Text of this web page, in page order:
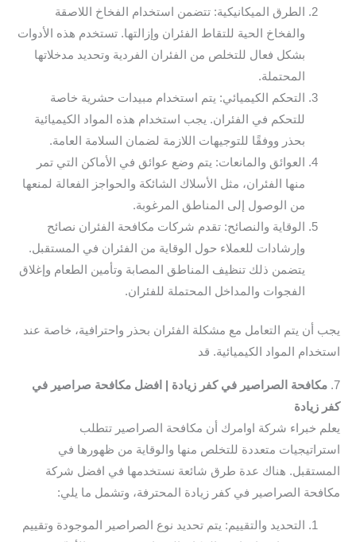
الطرق الميكانيكية: تتضمن استخدام الفخاخ اللاصقة
والفخاخ الحية للتقاط الفئران وإزالتها. تستخدم هذه الأدوات
بشكل فعال للتخلص من الفئران الفردية وتحديد مدخلاتها
المحتملة.
التحكم الكيميائي: يتم استخدام مبيدات حشرية خاصة
للتحكم في الفئران. يجب استخدام هذه المواد الكيميائية
بحذر ووفقًا للتوجيهات اللازمة لضمان السلامة العامة.
العوائق والمانعات: يتم وضع عوائق في الأماكن التي تمر
منها الفئران، مثل الأسلاك الشائكة والحواجز الفعالة لمنعها
من الوصول إلى المناطق المرغوبة.
الوقاية والنصائح: تقدم شركات مكافحة الفئران نصائح
وإرشادات للعملاء حول الوقاية من الفئران في المستقبل.
يتضمن ذلك تنظيف المناطق المصابة وتأمين الطعام وإغلاق
الفجوات والمداخل المحتملة للفئران.
يجب أن يتم التعامل مع مشكلة الفئران بحذر واحترافية، خاصة عند
استخدام المواد الكيميائية. قد
7. مكافحة الصراصير في كفر زيادة | افضل مكافحة صراصير في
كفر زيادة
يعلم خبراء شركة اوامرك أن مكافحة الصراصير تتطلب
استراتيجيات متعددة للتخلص منها والوقاية من ظهورها في
المستقبل. هناك عدة طرق شائعة نستخدمها في افضل شركة
مكافحة الصراصير في كفر زيادة المحترفة، وتشمل ما يلي:
التحديد والتقييم: يتم تحديد نوع الصراصير الموجودة وتقييم